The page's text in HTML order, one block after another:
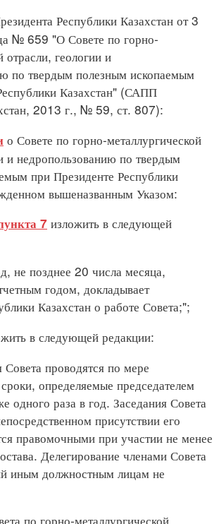
Республики Казахстан от 3
№ 659 "О Совете по горно-
отрасли, геологии и
по твердым полезным ископаемым
Казахстан" (САПП
2013 г., № 59, ст. 807):
о Совете по горно-металлургической
и недропользованию по твердым
при Президенте Республики
вышеназванным Указом:
7 изложить в следующей
позднее 20 числа месяца,
годом, докладывает
Казахстан о работе Совета;";
в следующей редакции:
проводятся по мере
определяемые председателем
одного раза в год. Заседания Совета
присутствии его
правомочными при участии не менее
Делегирование членами Совета
иным должностным лицам не
по горно-металлургической